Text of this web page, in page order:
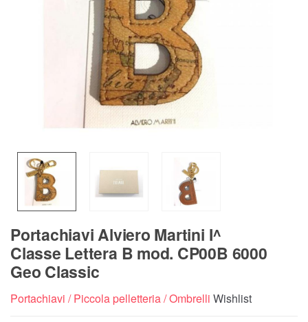
Portachiavi Alviero Martini I^
Classe Lettera B mod. CP00B 6000
Geo Classic
Portachiavi / Piccola pelletteria / Ombrelli Wishlist